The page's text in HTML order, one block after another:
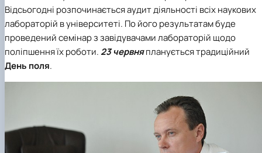
Відсьогодні розпочинається аудит діяльності всіх наукових
лабораторій в університеті. По його результатам буде
проведений семінар з завідувачами лабораторій щодо
поліпшення їх роботи.23 червняпланується традиційний
День поля.